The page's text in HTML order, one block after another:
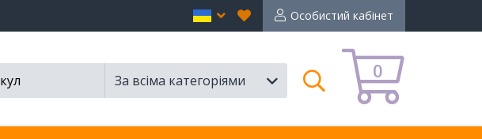
Особистий кабінет
Вибране
en
0
За всіма категоріями
Пошук